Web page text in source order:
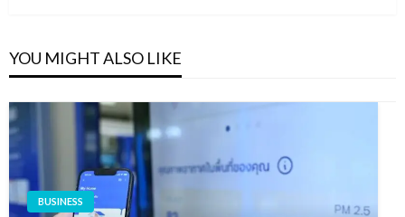
YOU MIGHT ALSO LIKE
BUSINESS